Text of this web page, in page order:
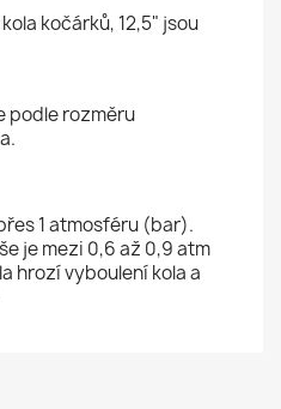
kočárků, 12,5" jsou
podle rozměru
1 atmosféru (bar).
je mezi 0,6 až 0,9 atm
hrozí vyboulení kola a